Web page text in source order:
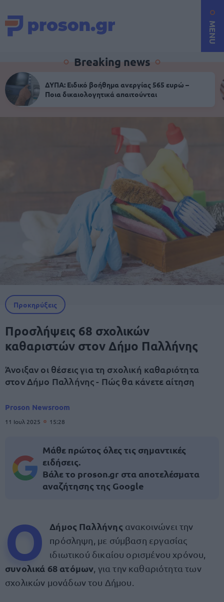
MENU
Breaking news
ΔΥΠΑ: Ειδικό βοήθημα ανεργίας 565 ευρώ –
Ποια δικαιολογητικά απαιτούνται
Προκηρύξεις
Προσλήψεις 68 σχολικών
καθαριστών στον Δήμο Παλλήνης
Άνοιξαν οι θέσεις για τη σχολική καθαριότητα
στον Δήμο Παλλήνης - Πώς θα κάνετε αίτηση
Proson Newsroom
11 Ιουλ 2025 15:28
Μάθε πρώτος όλες τις σημαντικές
ειδήσεις.
Βάλε το proson.gr στα αποτελέσματα
αναζήτησης της Google
Ο Δήμος Παλλήνης ανακοινώνει την
πρόσληψη, με σύμβαση εργασίας
ιδιωτικού δικαίου ορισμένου χρόνου,
συνολικά 68 ατόμων , για την καθαριότητα των
σχολικών μονάδων του Δήμου.